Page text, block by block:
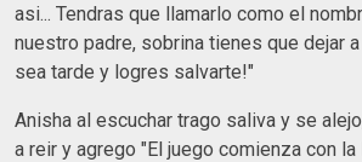
asi... Tendras que llamarlo como el
nuestro padre, sobrina tienes que dejar
sea tarde y logres salvarte!"
Anisha al escuchar trago saliva y se
a reir y agrego "El juego comienza con